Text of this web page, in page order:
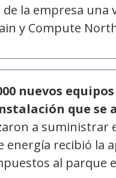
la empresa una
y Compute
nuevos
que se
a suministrar
recibió la
al parque